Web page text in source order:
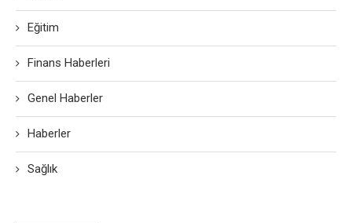
Eğitim
Finans Haberleri
Genel Haberler
Haberler
Sağlık